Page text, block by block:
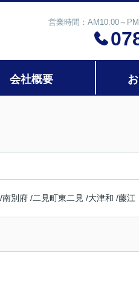
営業時間：AM10:00～
会社概要
/南別府 /二見町東二見 /大津和 /藤江